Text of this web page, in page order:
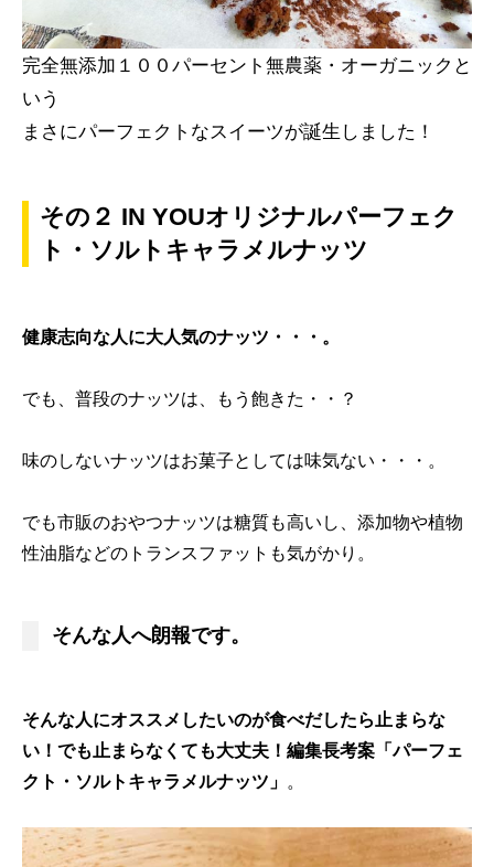
完全無添加１００パーセント無農薬・オーガニックと
いう
まさにパーフェクトなスイーツが誕生しました！
その２ IN YOUオリジナルパーフェク
ト・ソルトキャラメルナッツ
健康志向な人に大人気のナッツ・・・。
でも、普段のナッツは、もう飽きた・・？
味のしないナッツはお菓子としては味気ない・・・。
でも市販のおやつナッツは糖質も高いし、添加物や植物
性油脂などのトランスファットも気がかり。
そんな人へ朗報です。
そんな人にオススメしたいのが食べだしたら止まらな
い！でも止まらなくても大丈夫！編集長考案「パーフェ
クト・ソルトキャラメルナッツ」 。